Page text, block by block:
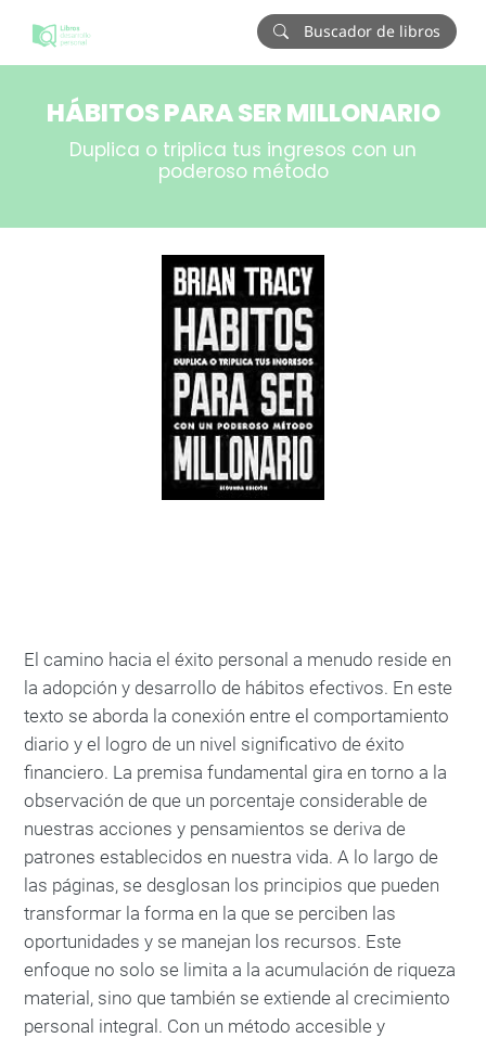
Buscador de libros
HÁBITOS PARA SER MILLONARIO
Duplica o triplica tus ingresos con un
poderoso método
El camino hacia el éxito personal a menudo reside en
la adopción y desarrollo de hábitos efectivos. En este
texto se aborda la conexión entre el comportamiento
diario y el logro de un nivel significativo de éxito
financiero. La premisa fundamental gira en torno a la
observación de que un porcentaje considerable de
nuestras acciones y pensamientos se deriva de
patrones establecidos en nuestra vida. A lo largo de
las páginas, se desglosan los principios que pueden
transformar la forma en la que se perciben las
oportunidades y se manejan los recursos. Este
enfoque no solo se limita a la acumulación de riqueza
material, sino que también se extiende al crecimiento
personal integral. Con un método accesible y